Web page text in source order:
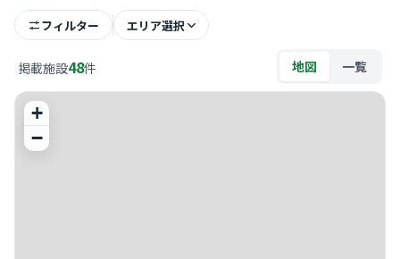
フィルター エリア選択
掲載施設48件 地図 一覧
+
−